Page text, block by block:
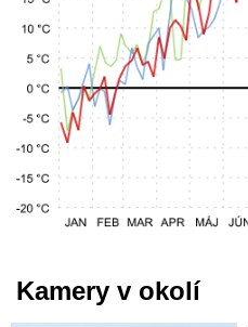
Kamery v okolí